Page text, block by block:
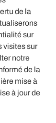
de la
sur
visites sur
notre
de la
mise à
à jour de